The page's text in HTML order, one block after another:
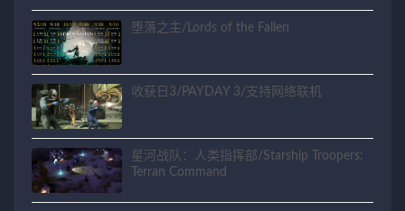
堕落之主/Lords of the Fallen
收获日3/PAYDAY 3/支持网络联机
星河战队：人类指挥部/Starship Troopers:
Terran Command